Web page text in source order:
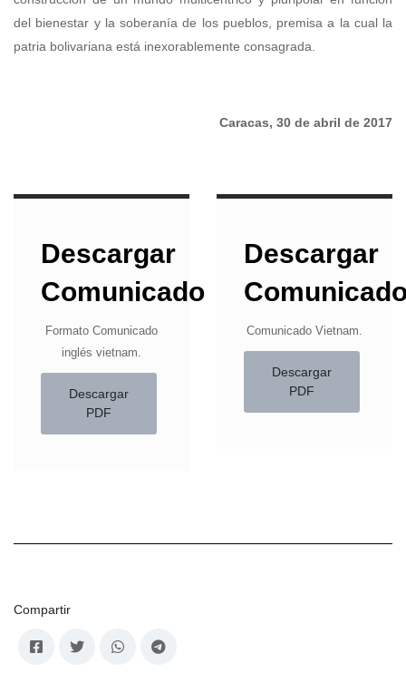
del bienestar y la soberanía de los pueblos, premisa a la cual la
patria bolivariana está inexorablemente consagrada.
Caracas, 30 de abril de 2017
Descargar
Comunicado
Formato Comunicado
inglés vietnam.
Descargar
PDF
Descargar
Comunicado Vietnam.
Descargar
PDF
Compartir